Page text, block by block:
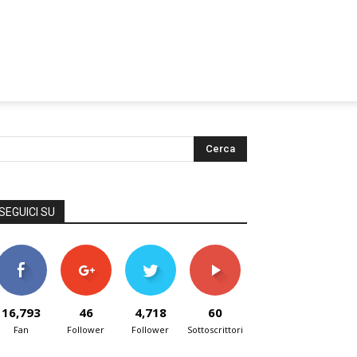
SU
16,793
Fan
46
Follower
4,718
Follower
60
Sottoscrittori